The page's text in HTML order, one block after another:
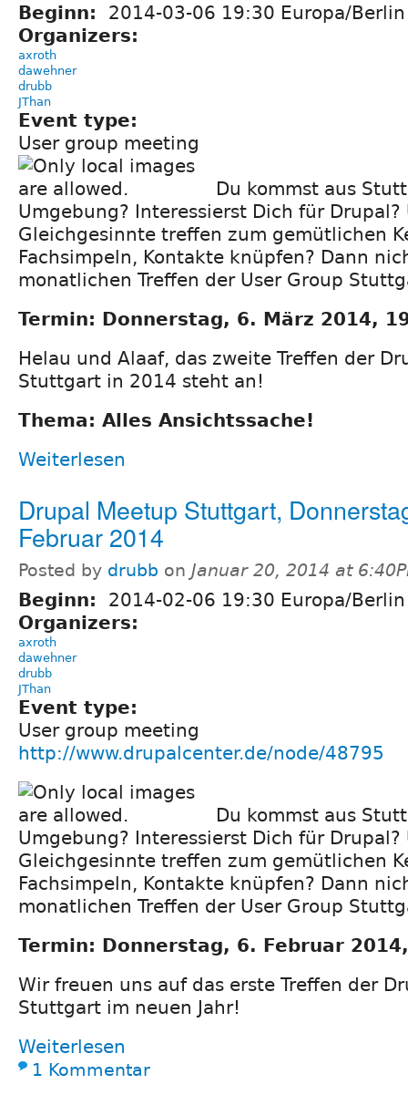
Beginn:
2014-03-06 19:30 Europa/Berlin
Organizers:
axroth
dawehner
drubb
JThan
Event type:
User group meeting
Du kommst aus
Umgebung? Interessierst Dich für
Gleichgesinnte treffen zum gemütlichen
Fachsimpeln, Kontakte knüpfen? Dann
monatlichen Treffen der User Group
Termin: Donnerstag, 6. März 2014,
Helau und Alaaf, das zweite Treffen der
Stuttgart in 2014 steht an!
Thema: Alles Ansichtssache!
Weiterlesen
Drupal Meetup Stuttgart,
Februar 2014
Posted by drubb on Januar 20, 2014 at
Beginn:
2014-02-06 19:30 Europa/Berlin
Organizers:
axroth
dawehner
drubb
JThan
Event type:
User group meeting
http://www.drupalcenter.de/node/48795
Du kommst aus
Umgebung? Interessierst Dich für
Gleichgesinnte treffen zum gemütlichen
Fachsimpeln, Kontakte knüpfen? Dann
monatlichen Treffen der User Group
Termin: Donnerstag, 6. Februar
Wir freuen uns auf das erste Treffen der
Stuttgart im neuen Jahr!
Weiterlesen
1 Kommentar